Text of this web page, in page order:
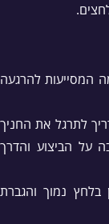
המסייעות להרגעה
לתרגל את החניך
על הביצוע והדרך
נמוך והגברת